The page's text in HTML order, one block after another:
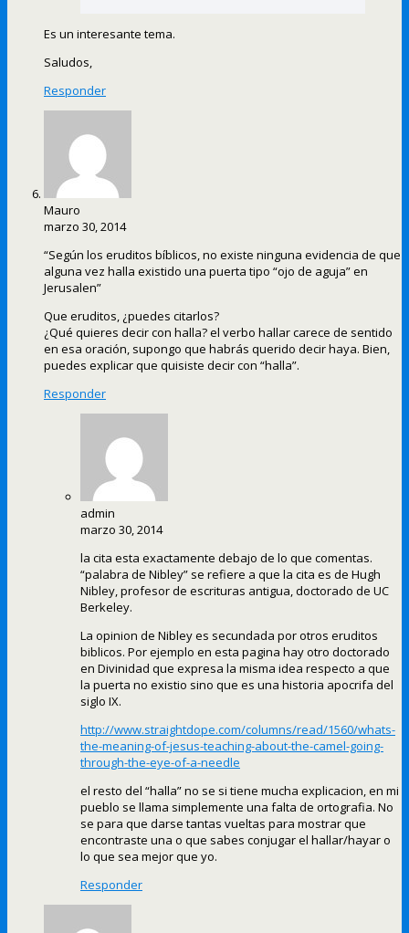
Es un interesante tema.
Saludos,
Responder
Mauro
marzo 30, 2014
“Según los eruditos bíblicos, no existe ninguna evidencia de que
alguna vez halla existido una puerta tipo “ojo de aguja” en
Jerusalen”
Que eruditos, ¿puedes citarlos?
¿Qué quieres decir con halla? el verbo hallar carece de sentido
en esa oración, supongo que habrás querido decir haya. Bien,
puedes explicar que quisiste decir con “halla”.
Responder
admin
marzo 30, 2014
la cita esta exactamente debajo de lo que comentas.
“palabra de Nibley” se refiere a que la cita es de Hugh
Nibley, profesor de escrituras antigua, doctorado de UC
Berkeley.
La opinion de Nibley es secundada por otros eruditos
biblicos. Por ejemplo en esta pagina hay otro doctorado
en Divinidad que expresa la misma idea respecto a que
la puerta no existio sino que es una historia apocrifa del
siglo IX.
http://www.straightdope.com/columns/read/1560/whats-
the-meaning-of-jesus-teaching-about-the-camel-going-
through-the-eye-of-a-needle
el resto del “halla” no se si tiene mucha explicacion, en mi
pueblo se llama simplemente una falta de ortografia. No
se para que darse tantas vueltas para mostrar que
encontraste una o que sabes conjugar el hallar/hayar o
lo que sea mejor que yo.
Responder